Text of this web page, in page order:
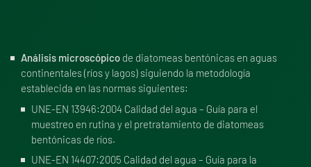
Análisis microscópico de diatomeas bentónicas en aguas
continentales (ríos y lagos) siguiendo la metodología
establecida en las normas siguientes:
UNE-EN 13946:2004 Calidad del agua – Guía para el
muestreo en rutina y el pretratamiento de diatomeas
bentónicas de ríos.
UNE-EN 14407:2005 Calidad del agua – Guía para la